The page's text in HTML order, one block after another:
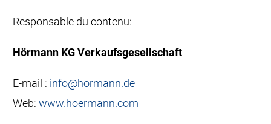
Responsable du contenu:
Hörmann KG Verkaufsgesellschaft
E-mail : info@hormann.de
Web:www.hoermann.com